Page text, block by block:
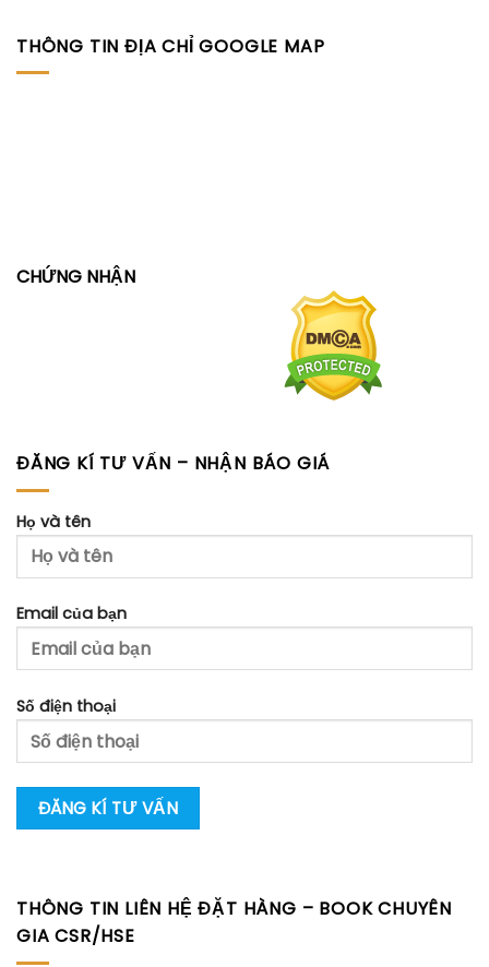
THÔNG TIN ĐỊA CHỈ GOOGLE MAP
CHỨNG NHẬN
ĐĂNG KÍ TƯ VẤN – NHẬN BÁO GIÁ
Họ và tên
Email của bạn
Số điện thoại
THÔNG TIN LIÊN HỆ ĐẶT HÀNG – BOOK CHUYÊN
GIA CSR/HSE